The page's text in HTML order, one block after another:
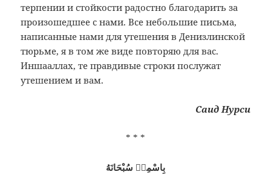
терпении и стойкости радостно благодарить за
произошедшее с нами. Все небольшие письма,
написанные нами для утешения в Денизлинской
тюрьме, я в том же виде повторяю для вас.
Иншааллах, те правдивые строки послужат
утешением и вам.
Саид Нурси
* * *
بِاسْمِهٖ سُبْحَانَهُ